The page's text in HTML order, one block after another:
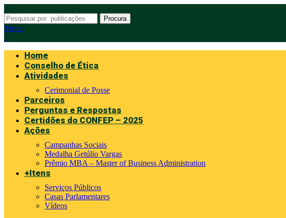
Procura
Menu
Home
Conselho de Ética
Atividades
Cerimonial de Posse
Parceiros
Perguntas e Respostas
Certidões do CONFEP – 2025
Ações
Campanhas Sociais
Medalha Getúlio Vargas
Prêmio MBA – Master of Business Administration
+Itens
Serviços Públicos
Casas Parlamentares
Vídeos